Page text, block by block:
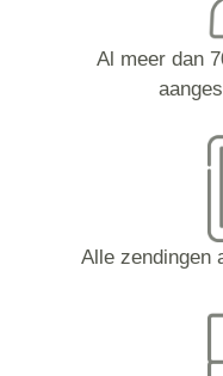
Al meer dan
Alle zendingen